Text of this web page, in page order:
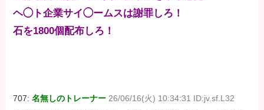
ヘ◯ト企業サイ◯ームスは謝罪しろ！
石を1800個配布しろ！
707:名無しのトレーナー 26/06/16(火) 10:34:31 ID:jv.sf.L32